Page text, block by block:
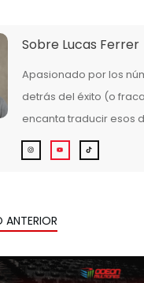
Sobre Lucas Ferrer
Apasionado por los
detrás del éxito (o
encanta traducir esos
ANTERIOR